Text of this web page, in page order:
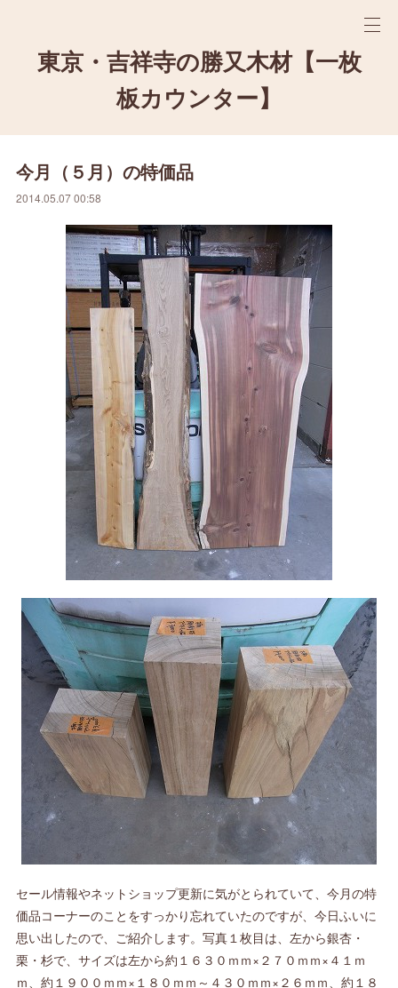
東京・吉祥寺の勝又木材【一枚
板カウンター】
今月（５月）の特価品
2014.05.07 00:58
セール情報やネットショップ更新に気がとられていて、今月の特
価品コーナーのことをすっかり忘れていたのですが、今日ふいに
思い出したので、ご紹介します。写真１枚目は、左から銀杏・
栗・杉で、サイズは左から約１６３０ｍｍ×２７０ｍｍ×４１ｍ
ｍ、約１９００ｍｍ×１８０ｍｍ～４３０ｍｍ×２６ｍｍ、約１８